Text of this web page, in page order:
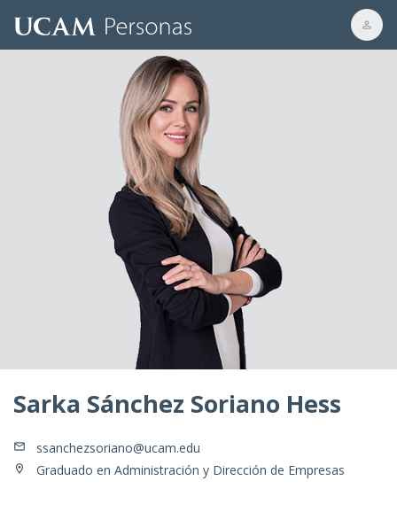
Sarka Sánchez Soriano Hess
ssanchezsoriano@ucam.edu
Graduado en Administración y Dirección de Empresas